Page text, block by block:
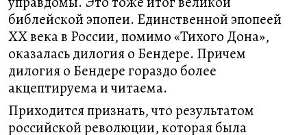
библейской эпопеи. Единственной эпопеей
ХХ века в России, помимо «Тихого Дона»,
оказалась дилогия о Бендере. Причем
дилогия о Бендере гораздо более
акцептируема и читаема.
Приходится признать, что результатом
российской революции, которая была